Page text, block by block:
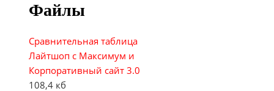
Файлы
Сравнительная таблица
Лайтшоп с Максимум и
Корпоративный сайт 3.0
108,4 кб